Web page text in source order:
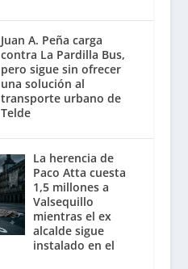
Juan A. Peña carga
contra La Pardilla Bus,
pero sigue sin ofrecer
una solución al
transporte urbano de
Telde
La herencia de
Paco Atta cuesta
1,5 millones a
Valsequillo
mientras el ex
alcalde sigue
instalado en el